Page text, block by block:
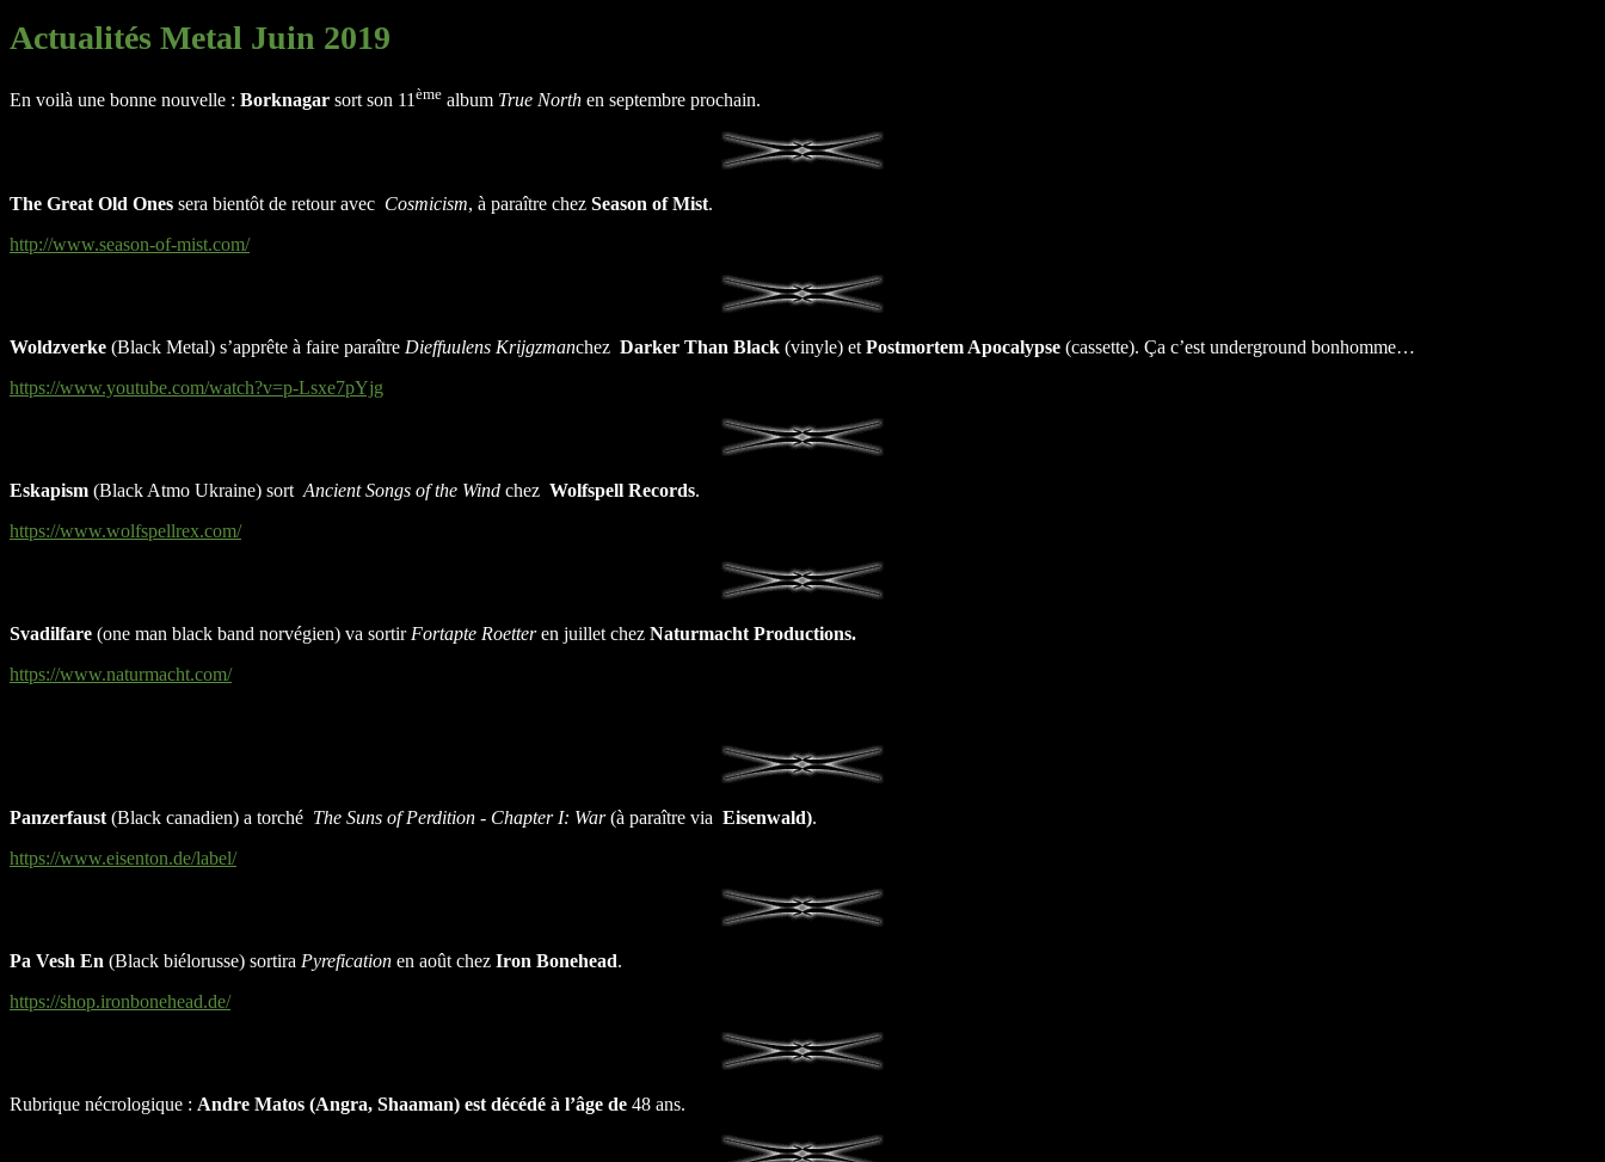
Actualités Metal Juin 2019
En voilà une bonne nouvelle : Borknagar sort son 11ème album True North en septembre prochain.
The Great Old Ones sera bientôt de retour avec Cosmicism, à paraître chez Season of Mist.
http://www.season-of-mist.com/
Woldzverke (Black Metal) s’apprête à faire paraître Dieffuulens Krijgzmanchez Darker Than Black (vinyle) et Postmortem Apocalypse (cassette). Ça c’est underground bonhomme…
https://www.youtube.com/watch?v=p-Lsxe7pYjg
Eskapism (Black Atmo Ukraine) sort Ancient Songs of the Wind chez Wolfspell Records.
https://www.wolfspellrex.com/
Svadilfare (one man black band norvégien) va sortir Fortapte Roetteren juillet chez Naturmacht Productions.
https://www.naturmacht.com/
Panzerfaust (Black canadien) a torché The Suns of Perdition - Chapter I: War(à paraître via Eisenwald).
https://www.eisenton.de/label/
Pa Vesh En (Black biélorusse) sortira Pyrefication en août chez Iron Bonehead.
https://shop.ironbonehead.de/
Rubrique nécrologique : Andre Matos (Angra, Shaaman) est décédé à l’âge de 48 ans.